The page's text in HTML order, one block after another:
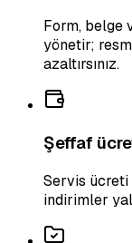
Form, belge
yönetir;
azaltırsınız.
Şeffaf
Servis ücreti
indirimler